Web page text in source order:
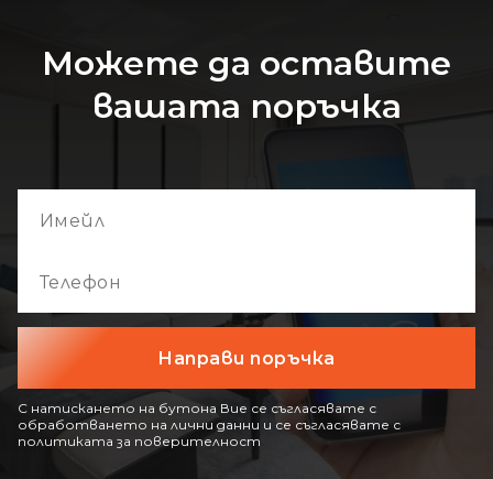
Можете да оставите
вашата поръчка
С натискането на бутона Вие се съгласявате с
обработването на лични данни и се съгласявате с
политиката за поверителност